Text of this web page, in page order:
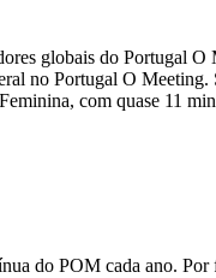
globais do Portugal
no Portugal O
com quase 11
do POM cada ano.